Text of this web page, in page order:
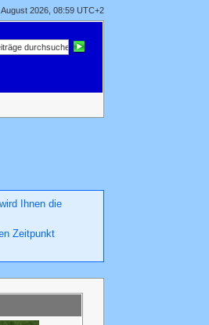
2026, 08:59 UTC+2
Ihnen die
Zeitpunkt